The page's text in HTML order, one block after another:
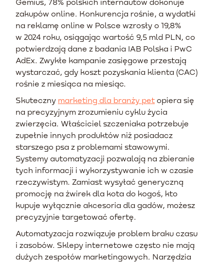
zakupów online. Konkurencja rośnie, a wydatki
na reklamę online w Polsce wzrosły o 19,8%
w 2024 roku, osiągając wartość 9,5 mld PLN, co
potwierdzają dane z badania IAB Polska i PwC
AdEx. Zwykłe kampanie zasięgowe przestają
wystarczać, gdy koszt pozyskania klienta (CAC)
rośnie z miesiąca na miesiąc.
Skuteczny marketing dla branży pet opiera się
na precyzyjnym zrozumieniu cyklu życia
zwierzęcia. Właściciel szczeniaka potrzebuje
zupełnie innych produktów niż posiadacz
starszego psa z problemami stawowymi.
Systemy automatyzacji pozwalają na zbieranie
tych informacji i wykorzystywanie ich w czasie
rzeczywistym. Zamiast wysyłać generyczną
promocję na żwirek dla kota do kogoś, kto
kupuje wyłącznie akcesoria dla gadów, możesz
precyzyjnie targetować ofertę.
Automatyzacja rozwiązuje problem braku czasu
i zasobów. Sklepy internetowe często nie mają
dużych zespołów marketingowych. Narzędzia